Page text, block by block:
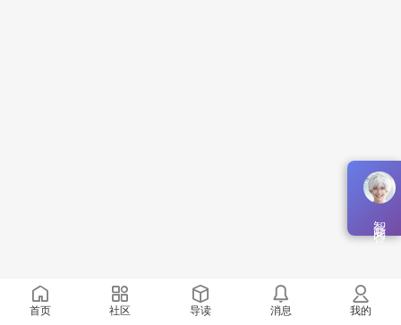
首页 社区 导读 消息 我的